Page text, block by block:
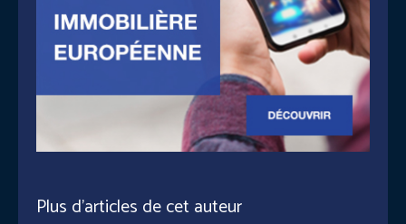
Plus d'articles de cet auteur